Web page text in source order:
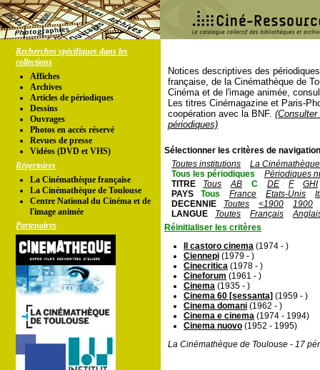
Recherches spécifiques dans les
collections
Affiches
Archives
Articles de périodiques
Dessins
Ouvrages
Photos en accés réservé
Revues de presse
Vidéos (DVD et VHS)
Répertoires
La Cinémathèque française
La Cinémathèque de Toulouse
Centre National du Cinéma et de
l'image animée
Partenaires
Notices descriptives des
française, de la Cinémathèque de
Cinéma et de l'image animée,
Les titres Cinémagazine et Paris-
coopération avec la BNF.
périodiques)
Sélectionner les critères de
Toutes institutions
La
Tous les périodiques
Périodiques
TITRE
Tous AB C DE F
GHI
PAYS
Tous France Etats-Unis
DECENNIE
Toutes <1900
1900
LANGUE
Toutes Français
Réinitialiser les critères
Il castoro cinema (1974 - )
Ciennepi (1979 - )
Cinecritica (1978 - )
Cineforum (1961 - )
Cinema (1935 - )
Cinema 60 [sessanta] (1959 - )
Cinema domani (1962 - )
Cinema e cinema (1974 - 1994)
Cinema nuovo (1952 - 1995)
La Cinémathèque de Toulouse - 17